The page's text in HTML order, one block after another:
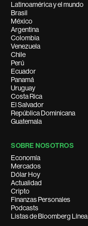
Latinoamérica y el mundo
Brasil
México
Argentina
Colombia
Venezuela
Chile
Perú
Ecuador
Panamá
Uruguay
Costa Rica
El Salvador
República Dominicana
Guatemala
SOBRE NOSOTROS
Economía
Mercados
Dólar Hoy
Actualidad
Cripto
Finanzas Personales
Podcasts
Listas de Bloomberg Línea